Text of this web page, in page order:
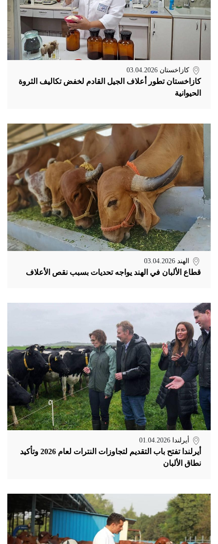
كازاخستان 03.04.2026
كازاخستان تطور أعلاف الجيل القادم لخفض تكاليف الثروة
الحيوانية
الهند 03.04.2026
قطاع الألبان في الهند يواجه تحديات بسبب نقص الأعلاف
أيرلندا 01.04.2026
أيرلندا تفتح باب التقديم لتجاوزات النترات لعام 2026 وتأكيد
نطاق الألبان